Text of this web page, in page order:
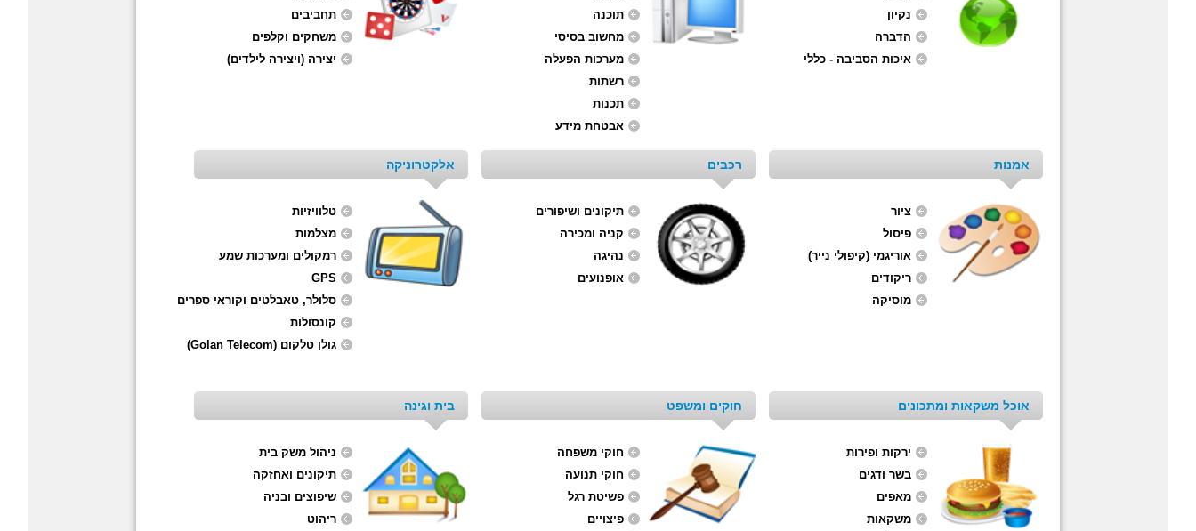
נקיון
הדברה
איכות הסביבה - כללי
תוכנה
מחשוב בסיסי
מערכות הפעלה
רשתות
תכנות
אבטחת מידע
תחביבים
משחקים וקלפים
יצירה (ויצירה לילדים)
אמנות
ציור
פיסול
אוריגמי (קיפולי נייר)
ריקודים
מוסיקה
רכבים
תיקונים ושיפורים
קניה ומכירה
נהיגה
אופנועים
אלקטרוניקה
טלוויזיות
מצלמות
רמקולים ומערכות שמע
GPS
סלולר, טאבלטים וקוראי ספרים
קונסולות
גולן טלקום (Golan Telecom)
אוכל משקאות ומתכונים
ירקות ופירות
בשר ודגים
מאפים
משקאות
חוקים ומשפט
חוקי משפחה
חוקי תנועה
פשיטת רגל
פיצויים
בית וגינה
ניהול משק בית
תיקונים ואחזקה
שיפוצים ובניה
ריהוט